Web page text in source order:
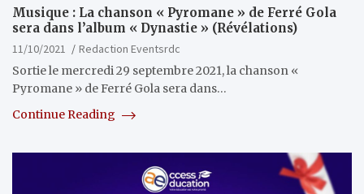
Musique : La chanson « Pyromane » de Ferré Gola
sera dans l’album « Dynastie » (Révélations)
11/10/2021
Redaction Eventsrdc
Sortie le mercredi 29 septembre 2021, la chanson «
Pyromane » de Ferré Gola sera dans…
Continue Reading